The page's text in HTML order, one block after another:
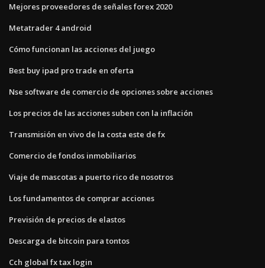
Mejores proveedores de señales forex 2020
Metatrader 4 android
Cómo funcionan las acciones del juego
Best buy ipad pro trade en oferta
Nse software de comercio de opciones sobre acciones
Los precios de las acciones suben con la inflación
Transmisión en vivo de la costa este de fx
Comercio de fondos inmobiliarios
Viaje de mascotas a puerto rico de nosotros
Los fundamentos de comprar acciones
Previsión de precios de elastos
Descarga de bitcoin para tontos
Cch global fx tax login